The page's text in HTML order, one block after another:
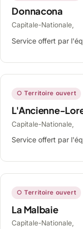
Donnacona
Capitale-Nationale,
Service offert par
○ Territoire ouvert
L'Ancienne-
Capitale-Nationale,
Service offert par
○ Territoire ouvert
La Malbaie
Capitale-Nationale,